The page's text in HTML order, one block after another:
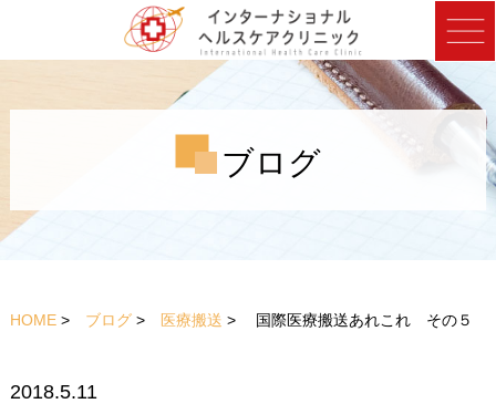
ブログ
HOME> ブログ> 医療搬送 > 国際医療搬送あれこれ その５
2018.5.11